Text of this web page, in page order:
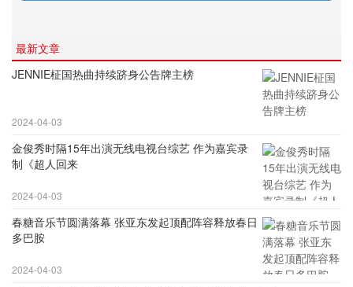
最新文章
JENNIE柾国热曲持续跻身公告牌主榜
2024-04-03
金俊秀时隔15年出演无线电视台综艺 作为嘉宾录
制《超人回来
2024-04-03
春糖音乐节圆满落幕 张亚东发起顶配阵容释放春日
多巴胺
2024-04-03